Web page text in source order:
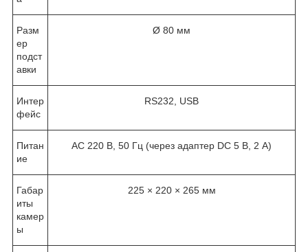
Разм
ер
подст
авки
Ø 80 мм
Интер
фейс
RS232, USB
Питан
ие
AC 220 В, 50 Гц (через адаптер DC 5 В, 2 А)
Габар
иты
камер
ы
225 × 220 × 265 мм